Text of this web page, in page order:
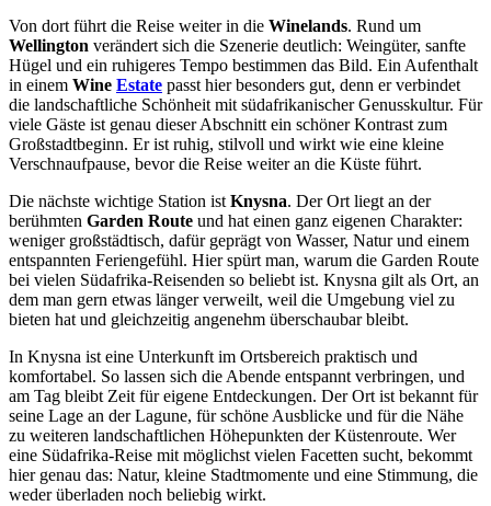
Von dort führt die Reise weiter in die Winelands. Rund um
Wellington verändert sich die Szenerie deutlich: Weingüter, sanfte
Hügel und ein ruhigeres Tempo bestimmen das Bild. Ein Aufenthalt
in einem Wine Estate passt hier besonders gut, denn er verbindet
die landschaftliche Schönheit mit südafrikanischer Genusskultur. Für
viele Gäste ist genau dieser Abschnitt ein schöner Kontrast zum
Großstadtbeginn. Er ist ruhig, stilvoll und wirkt wie eine kleine
Verschnaufpause, bevor die Reise weiter an die Küste führt.
Die nächste wichtige Station istKnysna. Der Ort liegt an der
berühmten Garden Route und hat einen ganz eigenen Charakter:
weniger großstädtisch, dafür geprägt von Wasser, Natur und einem
entspannten Feriengefühl. Hier spürt man, warum die Garden Route
bei vielen Südafrika-Reisenden so beliebt ist. Knysna gilt als Ort, an
dem man gern etwas länger verweilt, weil die Umgebung viel zu
bieten hat und gleichzeitig angenehm überschaubar bleibt.
In Knysna ist eine Unterkunft im Ortsbereich praktisch und
komfortabel. So lassen sich die Abende entspannt verbringen, und
am Tag bleibt Zeit für eigene Entdeckungen. Der Ort ist bekannt für
seine Lage an der Lagune, für schöne Ausblicke und für die Nähe
zu weiteren landschaftlichen Höhepunkten der Küstenroute. Wer
eine Südafrika-Reise mit möglichst vielen Facetten sucht, bekommt
hier genau das: Natur, kleine Stadtmomente und eine Stimmung, die
weder überladen noch beliebig wirkt.